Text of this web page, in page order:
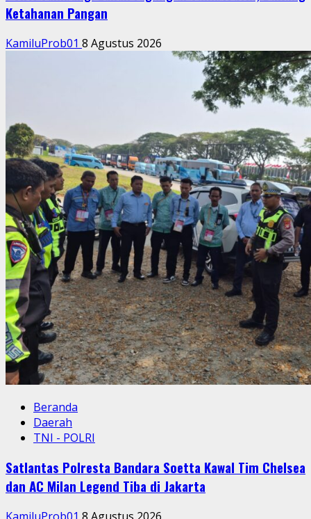
Ketahanan Pangan
KamiluProb01 8 Agustus 2026
Beranda
Daerah
TNI - POLRI
Satlantas Polresta Bandara Soetta Kawal Tim Chelsea
dan AC Milan Legend Tiba di Jakarta